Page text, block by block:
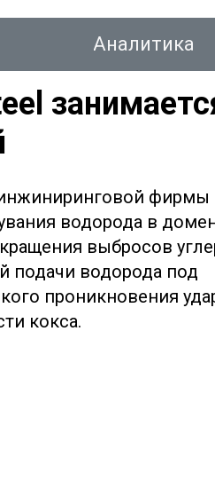
Контакты
Аналитика
инжиниринговой фирмы
водорода в
выбросов
подачи водорода под
проникновения
кокса.